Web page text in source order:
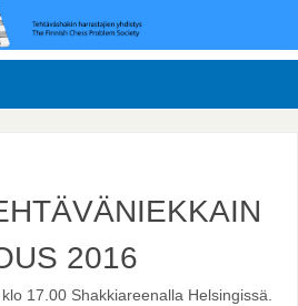
2016
17.00 Shakkiareenalla Helsingissä.